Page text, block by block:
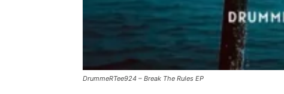
DrummeRTee924 – Break The Rules EP